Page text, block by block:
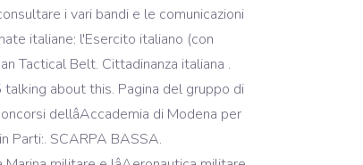
i vari bandi e le comunicazioni
italiane: l'Esercito italiano (con
Tactical Belt. Cittadinanza italiana .
talking about this. Pagina del gruppo di
dellâAccademia di Modena per
Parti:. SCARPA BASSA.